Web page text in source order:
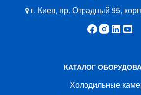
г. Киев, пр. Отрадный 95,
КАТАЛОГ
Холодильные